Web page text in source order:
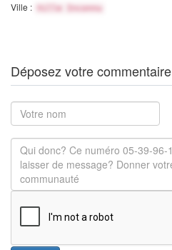
Ville : Ville Inconnu
Déposez votre commentaire